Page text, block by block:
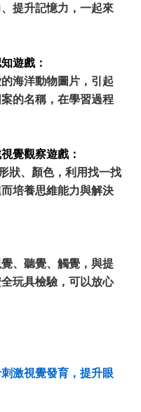
提升記憶力，一起來
遊戲：
海洋動物圖片，引起
的名稱，在學習過程
覺觀察遊戲：
狀、顏色，利用找一找
培養思維能力與解決
、聽覺、觸覺，與提
玩具檢驗，可以放心
激視覺發育，提升眼